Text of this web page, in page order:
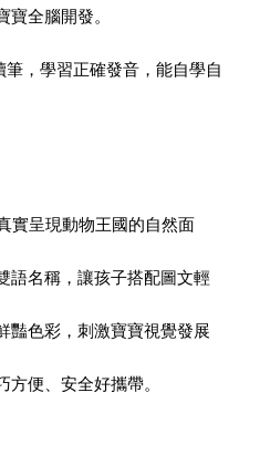
寶全腦開發。
，學習正確發音，能自學自
實呈現動物王國的自然面
語名稱，讓孩子搭配圖文輕
豔色彩，刺激寶寶視覺發展
便、安全好攜帶。